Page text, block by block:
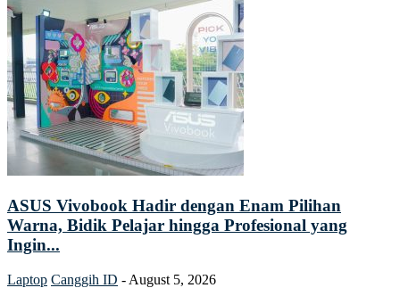
ASUS Vivobook Hadir dengan Enam Pilihan
Warna, Bidik Pelajar hingga Profesional yang
Ingin...
Laptop Canggih ID - August 5, 2026